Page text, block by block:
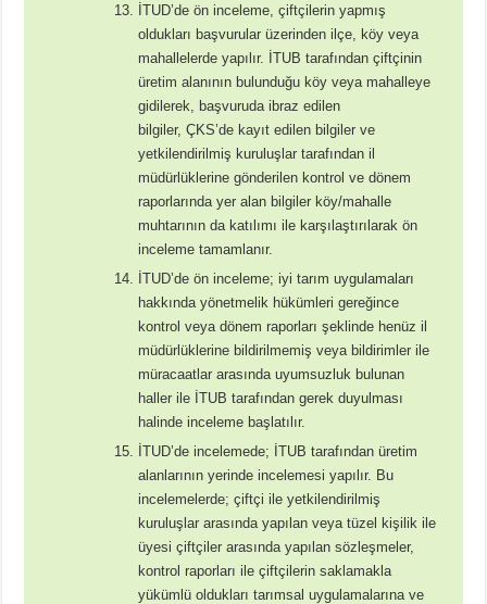
İTUD’de ön inceleme, çiftçilerin yapmış
oldukları başvurular üzerinden ilçe, köy veya
mahallelerde yapılır. İTUB tarafından çiftçinin
üretim alanının bulunduğu köy veya mahalleye
gidilerek, başvuruda ibraz edilen
bilgiler, ÇKS’de kayıt edilen bilgiler ve
yetkilendirilmiş kuruluşlar tarafından il
müdürlüklerine gönderilen kontrol ve dönem
raporlarında yer alan bilgiler köy/mahalle
muhtarının da katılımı ile karşılaştırılarak ön
inceleme tamamlanır.
İTUD’de ön inceleme; iyi tarım uygulamaları
hakkında yönetmelik hükümleri gereğince
kontrol veya dönem raporları şeklinde henüz il
müdürlüklerine bildirilmemiş veya bildirimler ile
müracaatlar arasında uyumsuzluk bulunan
haller ile İTUB tarafından gerek duyulması
halinde inceleme başlatılır.
İTUD’de incelemede; İTUB tarafından üretim
alanlarının yerinde incelemesi yapılır. Bu
incelemelerde; çiftçi ile yetkilendirilmiş
kuruluşlar arasında yapılan veya tüzel kişilik ile
üyesi çiftçiler arasında yapılan sözleşmeler,
kontrol raporları ile çiftçilerin saklamakla
yükümlü oldukları tarımsal uygulamalarına ve